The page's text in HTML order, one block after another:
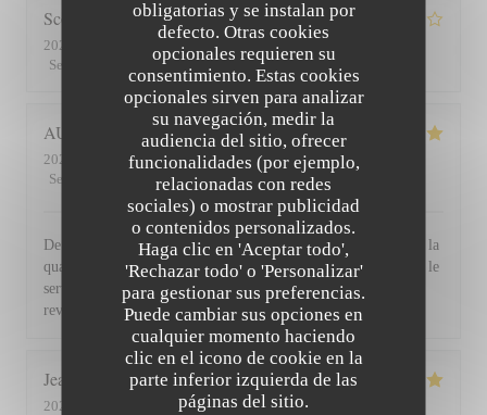
obligatorias y se instalan por
defecto. Otras cookies
opcionales requieren su
consentimiento. Estas cookies
opcionales sirven para analizar
su navegación, medir la
audiencia del sitio, ofrecer
funcionalidades (por ejemplo,
relacionadas con redes
sociales) o mostrar publicidad
o contenidos personalizados.
Haga clic en 'Aceptar todo',
'Rechazar todo' o 'Personalizar'
para gestionar sus preferencias.
Puede cambiar sus opciones en
cualquier momento haciendo
clic en el icono de cookie en la
parte inferior izquierda de las
páginas del sitio.
Scott
2026-07-30
- 19:45 - Invitados 3
Servicio
Ambiente: 3/5 Menú: 4/5 Calidad / Precio
AUDE
2026-07-30
- 19:30 - Invitados 2
Servicio
Ambiente: 5/5 Menú: 5/5 Calidad / Precio
De l'accueil souriant et chaleureux comme à la maison jusqu'à la
qualité et la présentation de l'assiette (poissons) en passant par le
service du vin, nous avons apprécié ce dîner et souhaitons
revenir. Bravo & merci +++
Jean Louis D
2026-07-30
- 13:00 - Invitados 2